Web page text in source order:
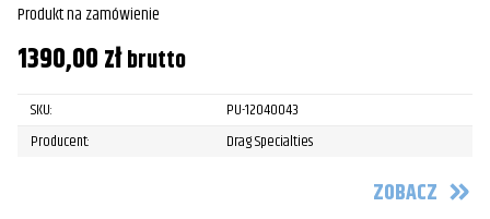
Produkt na zamówienie
1390,00złbrutto
SKU:
PU-12040043
Producent:
Drag Specialties
ZOBACZ